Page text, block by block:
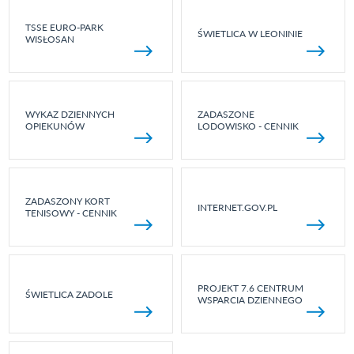
TSSE EURO-PARK
WISŁOSAN
ŚWIETLICA W LEONINIE
WYKAZ DZIENNYCH
OPIEKUNÓW
ZADASZONE
LODOWISKO - CENNIK
ZADASZONY KORT
TENISOWY - CENNIK
INTERNET.GOV.PL
ŚWIETLICA ZADOLE
PROJEKT 7.6 CENTRUM
WSPARCIA DZIENNEGO